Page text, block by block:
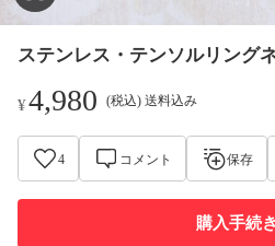
ステンレス・テンソルリング
¥4,980 (税込) 送料込み
4 コメント 保存
購入手続